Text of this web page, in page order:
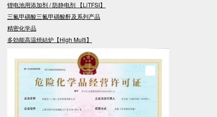
锂电池用添加剂 / 防静电剂 【LiTFSI】
三氟甲磺酸三氟甲磺酸酐及系列产品
精密化学品
多効能高温焼結炉【High Multi】